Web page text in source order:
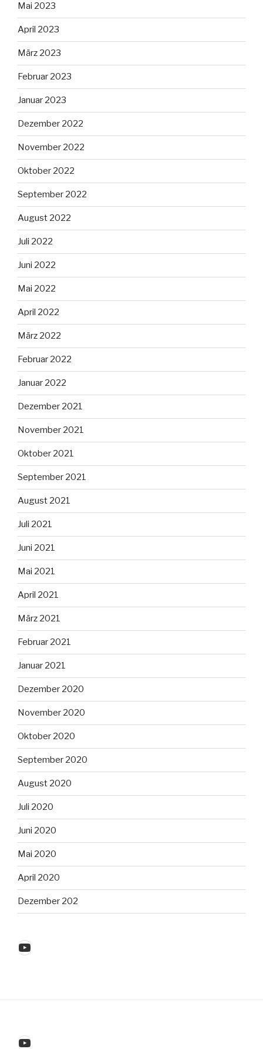
Mai 2023
April 2023
März 2023
Februar 2023
Januar 2023
Dezember 2022
November 2022
Oktober 2022
September 2022
August 2022
Juli 2022
Juni 2022
Mai 2022
April 2022
März 2022
Februar 2022
Januar 2022
Dezember 2021
November 2021
Oktober 2021
September 2021
August 2021
Juli 2021
Juni 2021
Mai 2021
April 2021
März 2021
Februar 2021
Januar 2021
Dezember 2020
November 2020
Oktober 2020
September 2020
August 2020
Juli 2020
Juni 2020
Mai 2020
April 2020
Dezember 202
YouTube
YouTube